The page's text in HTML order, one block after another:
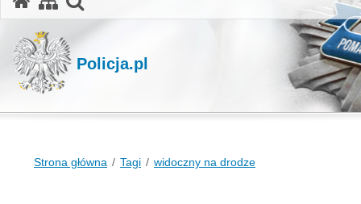
Policja.pl
Strona główna Tagi widoczny na drodze